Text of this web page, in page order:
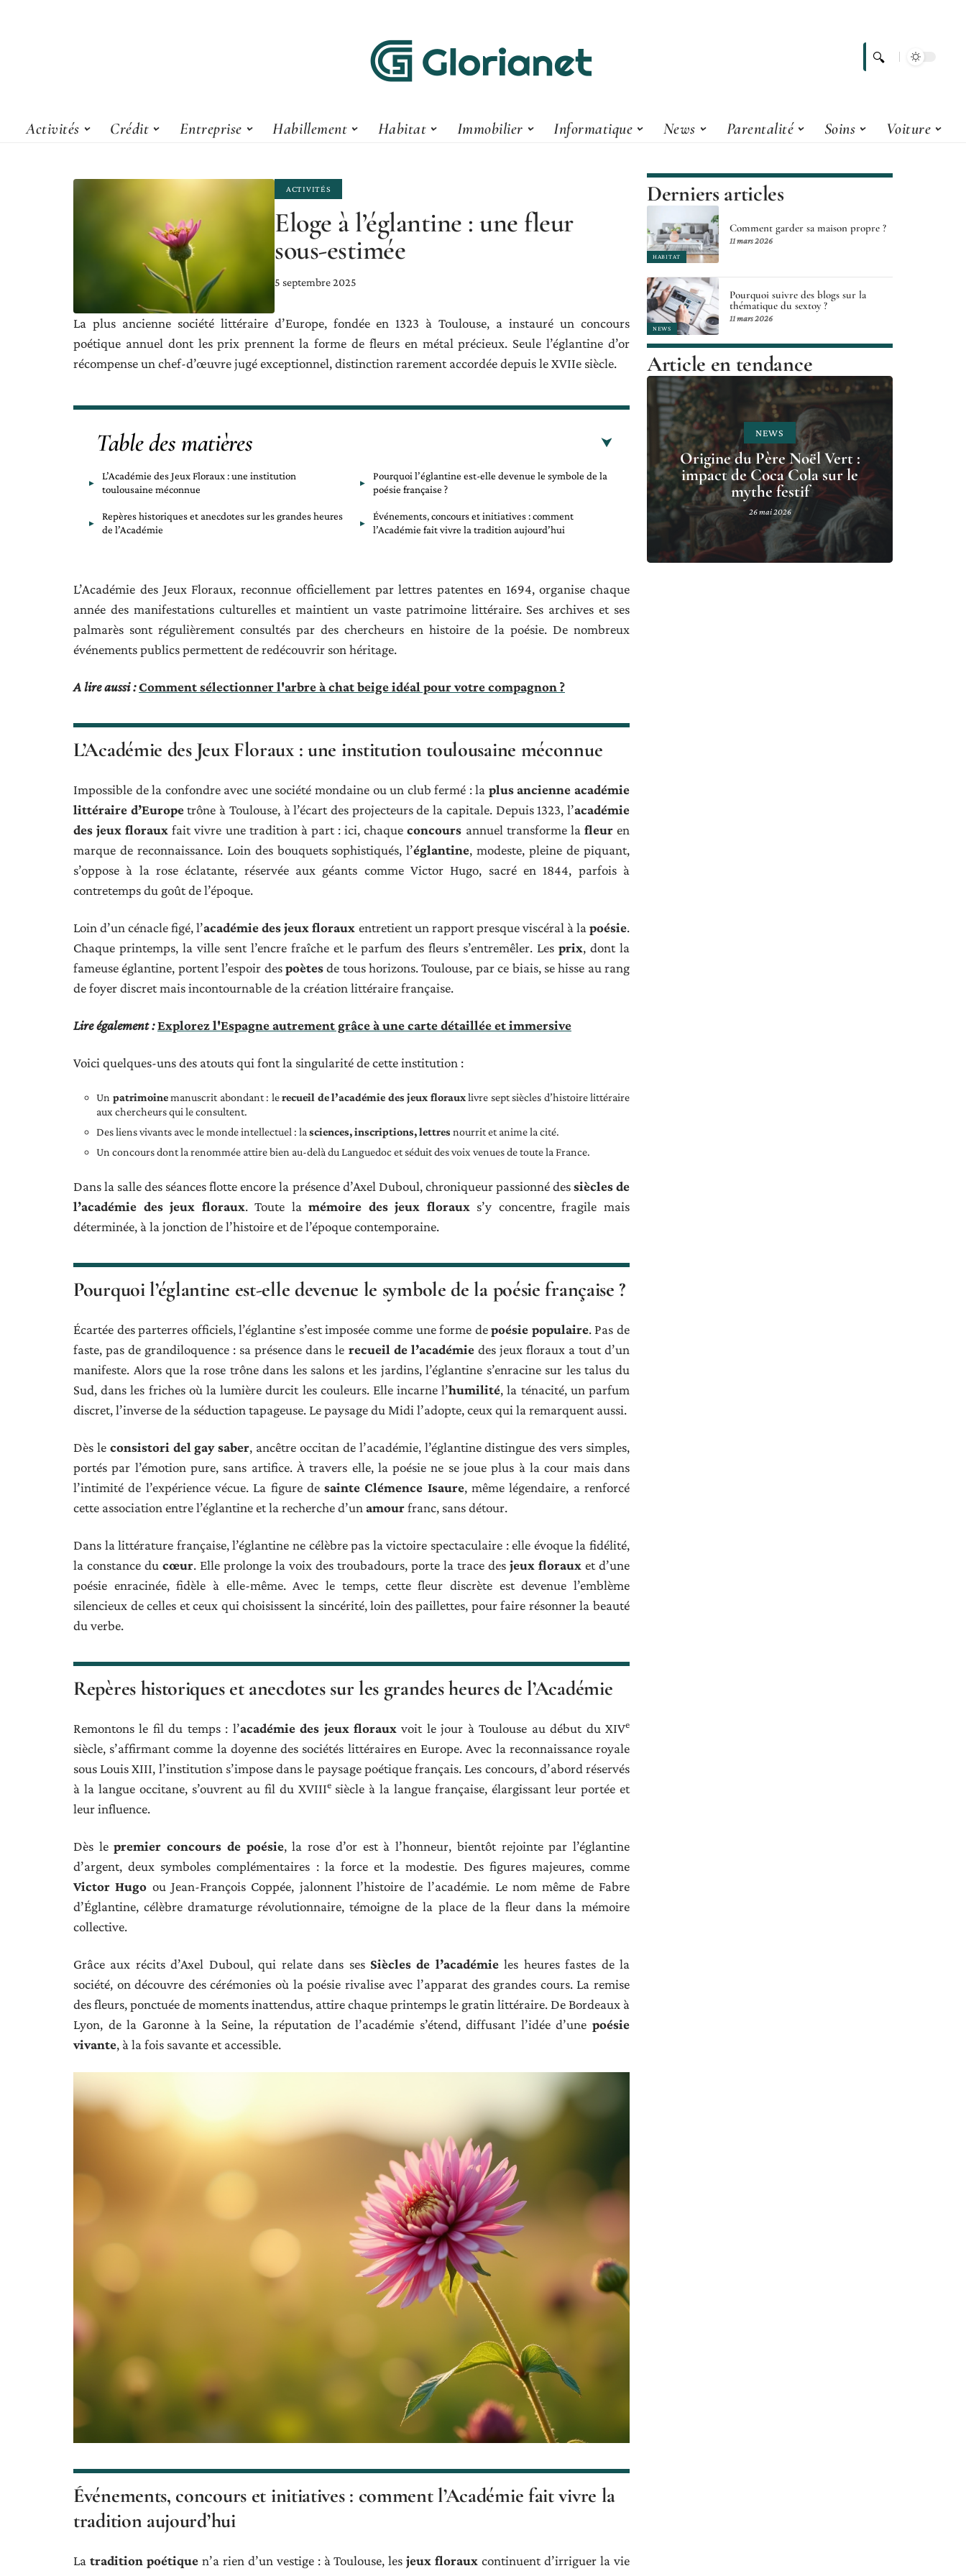
Activités Crédit Entreprise Habillement Habitat Immobilier Informatique News Parentalité Soins Voiture
ACTIVITÉS
Eloge à l’églantine : une fleur
sous-estimée
5 septembre 2025
La plus ancienne société littéraire d’Europe, fondée en 1323 à Toulouse, a instauré un concours
poétique annuel dont les prix prennent la forme de fleurs en métal précieux. Seule l’églantine d’or
récompense un chef-d’œuvre jugé exceptionnel, distinction rarement accordée depuis le XVIIe siècle.
Table des matières
L’Académie des Jeux Floraux : une institution
toulousaine méconnue
Pourquoi l’églantine est-elle devenue le symbole de la
poésie française ?
Repères historiques et anecdotes sur les grandes heures
de l’Académie
Événements, concours et initiatives : comment
l’Académie fait vivre la tradition aujourd’hui
L’Académie des Jeux Floraux, reconnue officiellement par lettres patentes en 1694, organise chaque
année des manifestations culturelles et maintient un vaste patrimoine littéraire. Ses archives et ses
palmarès sont régulièrement consultés par des chercheurs en histoire de la poésie. De nombreux
événements publics permettent de redécouvrir son héritage.
A lire aussi :Comment sélectionner l'arbre à chat beige idéal pour votre compagnon ?
L’Académie des Jeux Floraux : une institution toulousaine méconnue
Impossible de la confondre avec une société mondaine ou un club fermé : la plus ancienne académie
littéraire d’Europetrône à Toulouse, à l’écart des projecteurs de la capitale. Depuis 1323, l’académie
des jeux floraux fait vivre une tradition à part : ici, chaqueconcours annuel transforme la fleuren
marque de reconnaissance. Loin des bouquets sophistiqués, l’églantine, modeste, pleine de piquant,
s’oppose à la rose éclatante, réservée aux géants comme Victor Hugo, sacré en 1844, parfois à
contretemps du goût de l’époque.
Loin d’un cénacle figé, l’académie des jeux floraux entretient un rapport presque viscéral à lapoésie.
Chaque printemps, la ville sent l’encre fraîche et le parfum des fleurs s’entremêler. Lesprix, dont la
fameuse églantine, portent l’espoir despoètesde tous horizons. Toulouse, par ce biais, se hisse au rang
de foyer discret mais incontournable de la création littéraire française.
Lire également :Explorez l'Espagne autrement grâce à une carte détaillée et immersive
Voici quelques-uns des atouts qui font la singularité de cette institution :
Un patrimoinemanuscrit abondant : lerecueil de l’académie des jeux florauxlivre sept siècles d’histoire littéraire
aux chercheurs qui le consultent.
Des liens vivants avec le monde intellectuel : la sciences, inscriptions, lettres nourrit et anime la cité.
Un concours dont la renommée attire bien au-delà du Languedoc et séduit des voix venues de toute la France.
Dans la salle des séances flotte encore la présence d’Axel Duboul, chroniqueur passionné dessiècles de
l’académie des jeux floraux. Toute lamémoire des jeux floraux s’y concentre, fragile mais
déterminée, à la jonction de l’histoire et de l’époque contemporaine.
Pourquoi l’églantine est-elle devenue le symbole de la poésie française ?
Écartée des parterres officiels, l’églantine s’est imposée comme une forme depoésie populaire. Pas de
faste, pas de grandiloquence : sa présence dans le recueil de l’académiedes jeux floraux a tout d’un
manifeste. Alors que la rose trône dans les salons et les jardins, l’églantine s’enracine sur les talus du
Sud, dans les friches où la lumière durcit les couleurs. Elle incarne l’humilité, la ténacité, un parfum
discret, l’inverse de la séduction tapageuse. Le paysage du Midi l’adopte, ceux qui la remarquent aussi.
Dès le consistori del gay saber, ancêtre occitan de l’académie, l’églantine distingue des vers simples,
portés par l’émotion pure, sans artifice. À travers elle, la poésie ne se joue plus à la cour mais dans
l’intimité de l’expérience vécue. La figure desainte Clémence Isaure, même légendaire, a renforcé
cette association entre l’églantine et la recherche d’un amourfranc, sans détour.
Dans la littérature française, l’églantine ne célèbre pas la victoire spectaculaire : elle évoque la fidélité,
la constance du cœur. Elle prolonge la voix des troubadours, porte la trace des jeux floraux et d’une
poésie enracinée, fidèle à elle-même. Avec le temps, cette fleur discrète est devenue l’emblème
silencieux de celles et ceux qui choisissent la sincérité, loin des paillettes, pour faire résonner la beauté
du verbe.
Repères historiques et anecdotes sur les grandes heures de l’Académie
Remontons le fil du temps : l’académie des jeux floraux voit le jour à Toulouse au début du XIVe
siècle, s’affirmant comme la doyenne des sociétés littéraires en Europe. Avec la reconnaissance royale
sous Louis XIII, l’institution s’impose dans le paysage poétique français. Les concours, d’abord réservés
à la langue occitane, s’ouvrent au fil du XVIIIesiècle à la langue française, élargissant leur portée et
leur influence.
Dès lepremier concours de poésie, la rose d’or est à l’honneur, bientôt rejointe par l’églantine
d’argent, deux symboles complémentaires : la force et la modestie. Des figures majeures, comme
Victor Hugo ou Jean-François Coppée, jalonnent l’histoire de l’académie. Le nom même de Fabre
d’Églantine, célèbre dramaturge révolutionnaire, témoigne de la place de la fleur dans la mémoire
collective.
Grâce aux récits d’Axel Duboul, qui relate dans ses Siècles de l’académieles heures fastes de la
société, on découvre des cérémonies où la poésie rivalise avec l’apparat des grandes cours. La remise
des fleurs, ponctuée de moments inattendus, attire chaque printemps le gratin littéraire. De Bordeaux à
Lyon, de la Garonne à la Seine, la réputation de l’académie s’étend, diffusant l’idée d’une poésie
vivante, à la fois savante et accessible.
Événements, concours et initiatives : comment l’Académie fait vivre la
tradition aujourd’hui
La tradition poétiquen’a rien d’un vestige : à Toulouse, lesjeux floraux continuent d’irriguer la vie
Derniers articles
HABITAT
Comment garder sa maison propre ?
11 mars 2026
NEWS
Pourquoi suivre des blogs sur la
thématique du sextoy ?
11 mars 2026
Article en tendance
NEWS
Origine du Père Noël Vert :
impact de Coca Cola sur le
mythe festif
26 mai 2026